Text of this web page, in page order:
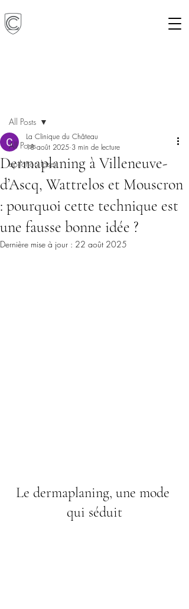
All Posts
epilation laser
All Posts
Dermaplaning à Villeneuve-
d’Ascq, Wattrelos et Mouscron
: pourquoi cette technique est
une fausse bonne idée ?
La Clinique du Château
18 août 2025 3 min de lecture
Dernière mise à jour : 22 août 2025
Le dermaplaning, une mode
qui séduit